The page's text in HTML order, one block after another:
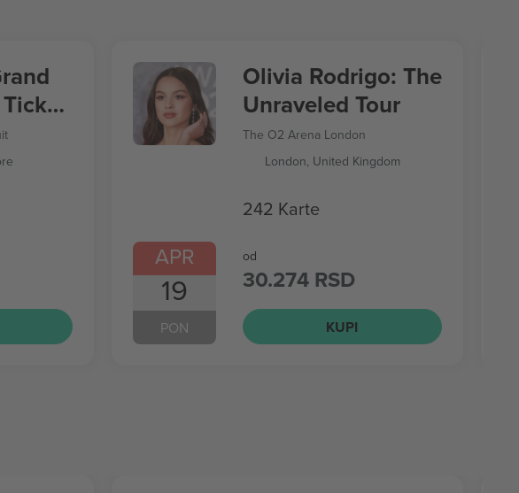
APR
19
PON
Olivia Rodrigo: The
Unraveled Tour
The O2 Arena London
London, United Kingdom
242 Karte
od
30.274 RSD
KUPI